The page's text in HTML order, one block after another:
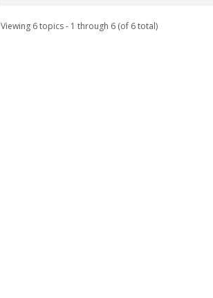
Viewing 6 topics - 1 through 6 (of 6 total)